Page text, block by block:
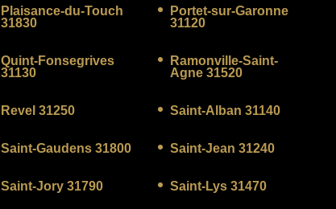
Plaisance-du-Touch
31830
Portet-sur-Garonne
31120
Quint-Fonsegrives
31130
Ramonville-Saint-
Agne 31520
Revel 31250 Saint-Alban 31140
Saint-Gaudens 31800 Saint-Jean 31240
Saint-Jory 31790 Saint-Lys 31470